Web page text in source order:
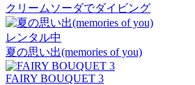
クリームソーダでダイビング
レンタル中
夏の思い出(memories of you)
FAIRY BOUQUET 3